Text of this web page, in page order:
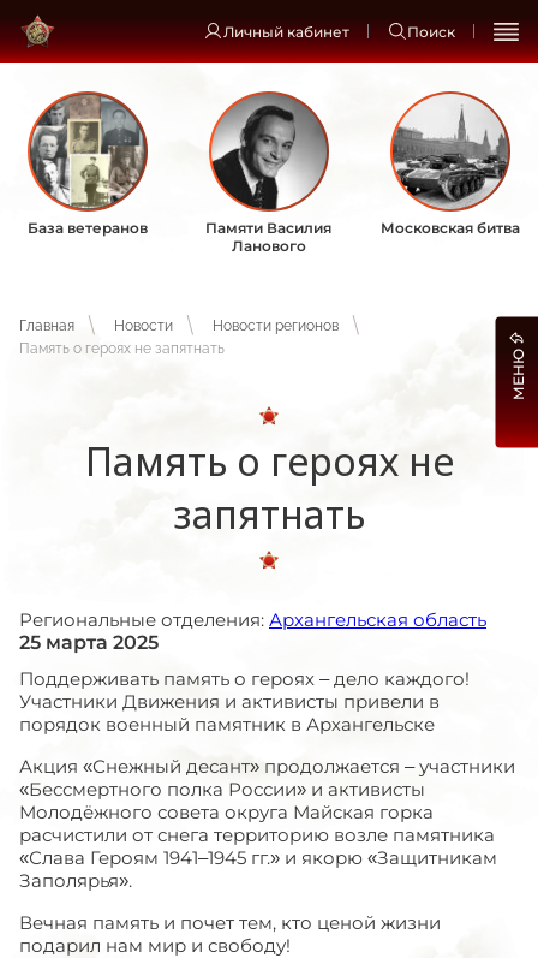
Личный кабинет Поиск
База ветеранов
Памяти Василия
Ланового
Московская битва
Главная Новости
Новости регионов
Память о героях не запятнать
Память о героях не
запятнать
Региональные отделения: Архангельская область
25 марта 2025
Поддерживать память о героях – дело каждого!
Участники Движения и активисты привели в
порядок военный памятник в Архангельске
Акция «Снежный десант» продолжается – участники
«Бессмертного полка России» и активисты
Молодёжного совета округа Майская горка
расчистили от снега территорию возле памятника
«Слава Героям 1941–1945 гг.» и якорю «Защитникам
Заполярья».
Вечная память и почет тем, кто ценой жизни
подарил нам мир и свободу!
МЕНЮ